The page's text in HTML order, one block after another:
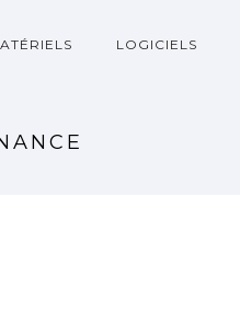
LOGICIELS